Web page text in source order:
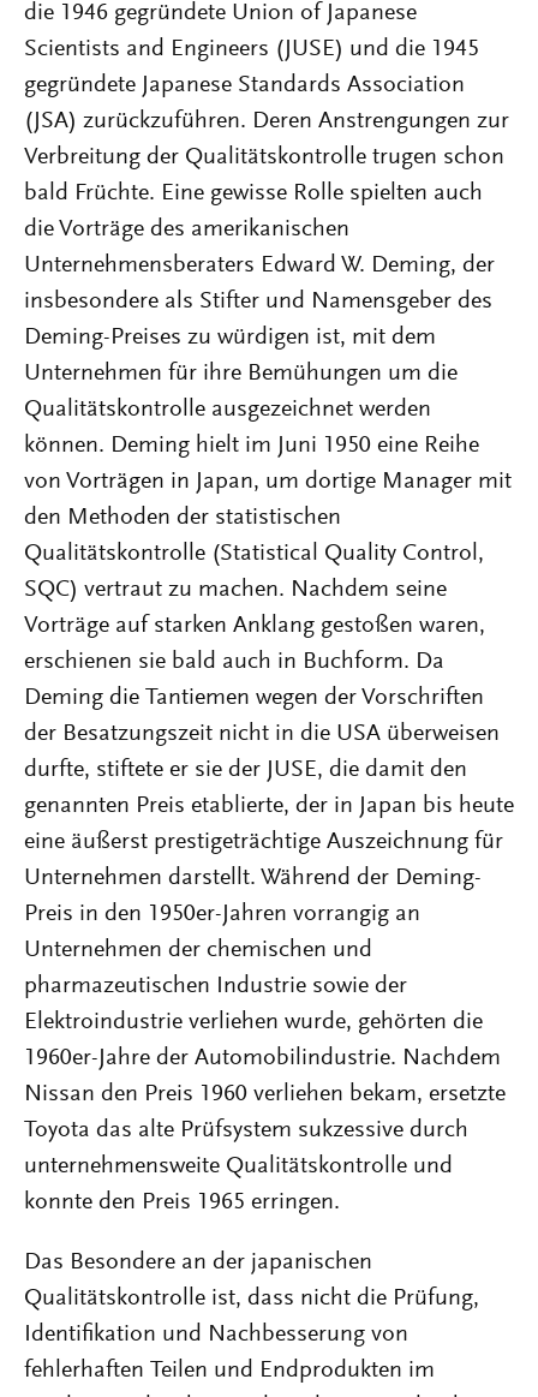
die 1946 gegründete Union of Japanese
Scientists and Engineers (JUSE) und die 1945
gegründete Japanese Standards Association
(JSA) zurückzuführen. Deren Anstrengungen zur
Verbreitung der Qualitätskontrolle trugen schon
bald Früchte. Eine gewisse Rolle spielten auch
die Vorträge des amerikanischen
Unternehmensberaters Edward W. Deming, der
insbesondere als Stifter und Namensgeber des
Deming-Preises zu würdigen ist, mit dem
Unternehmen für ihre Bemühungen um die
Qualitätskontrolle ausgezeichnet werden
können. Deming hielt im Juni 1950 eine Reihe
von Vorträgen in Japan, um dortige Manager mit
den Methoden der statistischen
Qualitätskontrolle (Statistical Quality Control,
SQC) vertraut zu machen. Nachdem seine
Vorträge auf starken Anklang gestoßen waren,
erschienen sie bald auch in Buchform. Da
Deming die Tantiemen wegen der Vorschriften
der Besatzungszeit nicht in die USA überweisen
durfte, stiftete er sie der JUSE, die damit den
genannten Preis etablierte, der in Japan bis heute
eine äußerst prestigeträchtige Auszeichnung für
Unternehmen darstellt. Während der Deming-
Preis in den 1950er-Jahren vorrangig an
Unternehmen der chemischen und
pharmazeutischen Industrie sowie der
Elektroindustrie verliehen wurde, gehörten die
1960er-Jahre der Automobilindustrie. Nachdem
Nissan den Preis 1960 verliehen bekam, ersetzte
Toyota das alte Prüfsystem sukzessive durch
unternehmensweite Qualitätskontrolle und
konnte den Preis 1965 erringen.
Das Besondere an der japanischen
Qualitätskontrolle ist, dass nicht die Prüfung,
Identifikation und Nachbesserung von
fehlerhaften Teilen und Endprodukten im